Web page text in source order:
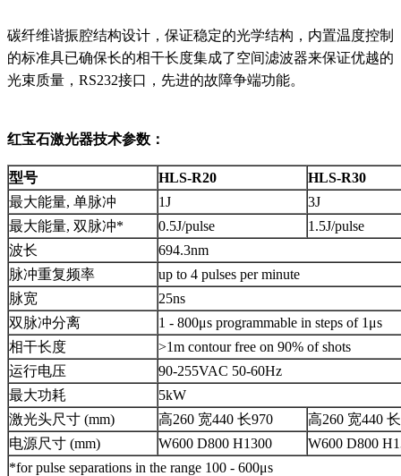
碳纤维谐振腔结构设计，保证稳定的光学结构，内置温度控制
的标准具已确保长的相干长度集成了空间滤波器来保证优越的
光束质量，RS232接口，先进的故障争端功能。
红宝石激光器技术参数：
型号 HLS-R20
HLS-R30
最大能量, 单脉冲
1J
3J
最大能量, 双脉冲*
0.5J/pulse
1.5J/pulse
波长
694.3nm
脉冲重复频率
up to 4 pulses per minute
脉宽
25ns
双脉冲分离
1 - 800μs programmable in steps of 1μs
相干长度
>1m contour free on 90% of shots
运行电压
90-255VAC 50-60Hz
最大功耗
5kW
激光头尺寸 (mm)
高260 宽440 长970
高260 宽440
电源尺寸 (mm)
W600 D800 H1300
W600 D800
*for pulse separations in the range 100 - 600μs